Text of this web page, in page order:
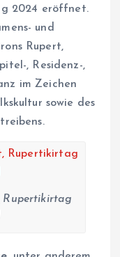
2024 eröffnet.
und
Rupert,
, Residenz-,
im Zeichen
sowie des
Rupertikirtag